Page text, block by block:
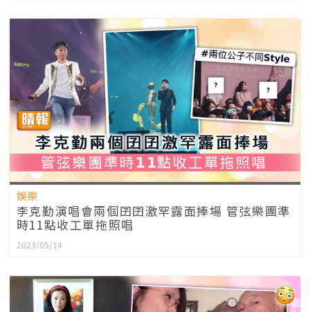
娛樂
李克勤演唱會兩個囝囝激罕露面捧場 管弦樂團準
時11點收工單拖照唱
2023/05/14